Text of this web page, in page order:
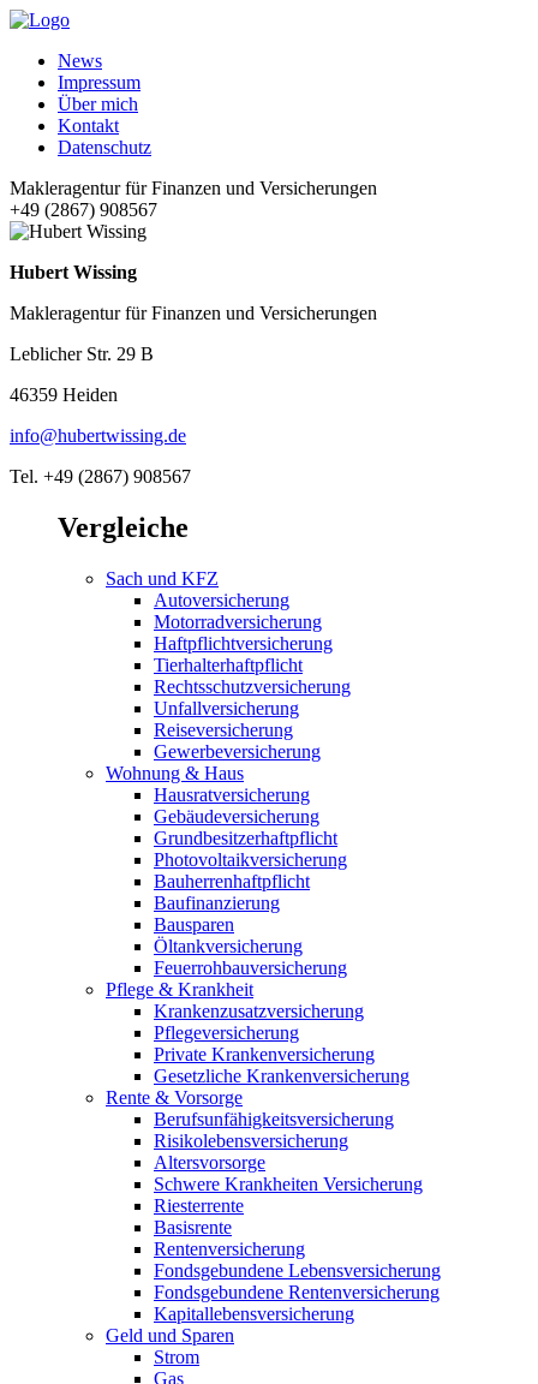
News
Impressum
Über mich
Kontakt
Datenschutz
Makleragentur für Finanzen und Versicherungen
+49 (2867) 908567
Hubert Wissing
Makleragentur für Finanzen und Versicherungen
Leblicher Str. 29 B
46359 Heiden
info@hubertwissing.de
Tel. +49 (2867) 908567
Vergleiche
Sach und KFZ
Autoversicherung
Motorradversicherung
Haftpflichtversicherung
Tierhalterhaftpflicht
Rechtsschutzversicherung
Unfallversicherung
Reiseversicherung
Gewerbeversicherung
Wohnung & Haus
Hausratversicherung
Gebäudeversicherung
Grundbesitzerhaftpflicht
Photovoltaikversicherung
Bauherrenhaftpflicht
Baufinanzierung
Bausparen
Öltankversicherung
Feuerrohbauversicherung
Pflege & Krankheit
Krankenzusatzversicherung
Pflegeversicherung
Private Krankenversicherung
Gesetzliche Krankenversicherung
Rente & Vorsorge
Berufs­unfähigkeitsversicherung
Risikolebensversicherung
Altersvorsorge
Schwere Krankheiten Versicherung
Riesterrente
Basisrente
Rentenversicherung
Fondsgebundene Lebensversicherung
Fondsgebundene Rentenversicherung
Kapitallebensversicherung
Geld und Sparen
Strom
Gas